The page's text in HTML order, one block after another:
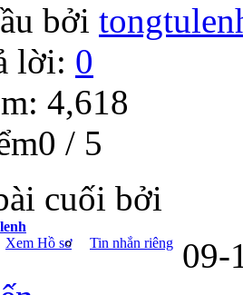
bởi
lời: 0
4,618
/ 5
cuối bởi
Xem Hồ sơ
Tin nhắn riêng 09-